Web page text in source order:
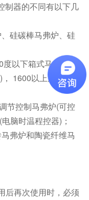
制器的不同有以下几
硅碳棒马弗炉、硅
以下箱式马弗炉，
1600以上用的是硅
节控制马弗炉(可控
脑时温程控器)；
弗炉和陶瓷纤维马
后再次使用时，必须